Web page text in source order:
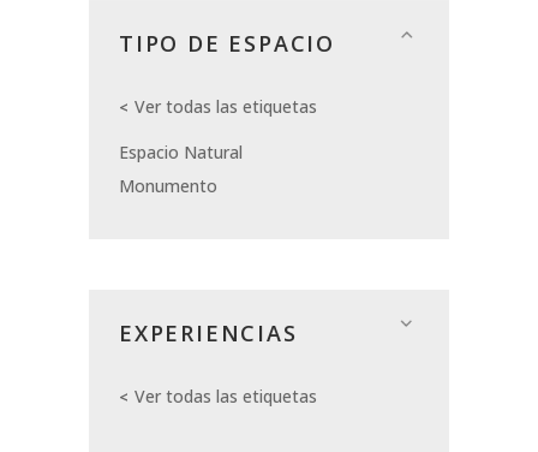
TIPO DE ESPACIO
Ver todas las etiquetas
Espacio Natural
Monumento
EXPERIENCIAS
Ver todas las etiquetas